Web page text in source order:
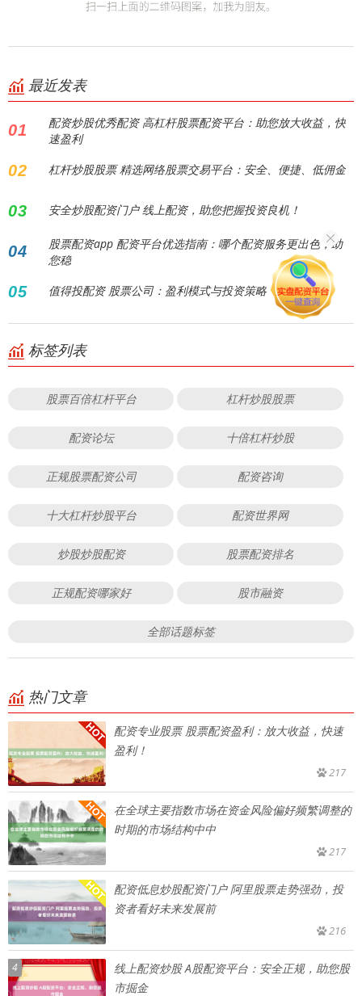
最近发表
01
配资炒股优秀配资 高杠杆股票配资平台：助您放大收益，快
速盈利
02 杠杆炒股股票 精选网络股票交易平台：安全、便捷、低佣金
03 安全炒股配资门户 线上配资，助您把握投资良机！
04
股票配资app 配资平台优选指南：哪个配资服务更出色，助
您稳
05 值得投配资 股票公司：盈利模式与投资策略
标签列表
股票百倍杠杆平台 杠杆炒股股票
配资论坛 十倍杠杆炒股
正规股票配资公司 配资咨询
十大杠杆炒股平台 配资世界网
炒股炒股配资 股票配资排名
正规配资哪家好 股市融资
全部话题标签
热门文章
配资专业股票 股票配资盈利：放大收益，快速
盈利！
217
在全球主要指数市场在资金风险偏好频繁调整的
时期的市场结构中中
217
配资低息炒股配资门户 阿里股票走势强劲，投
资者看好未来发展前
216
4
线上配资炒股 A股配资平台：安全正规，助您股
市掘金